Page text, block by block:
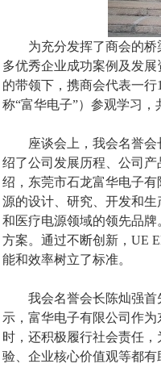
为充分发挥了商会的
多优秀企业成功案例及发
的带领下，携商会代表一
称“富华电子”）参观学习
座谈会上，我会名誉
绍了公司发展历程、公司
绍，东莞市石龙富华电子
源的设计、研究、开发和生
和医疗电源领域的领先品
方案。通过不断创新，UE
能和效率树立了标准。
我会名誉会长陈灿强
示，富华电子有限公司作
时，还积极履行社会责任
验、企业核心价值观等都